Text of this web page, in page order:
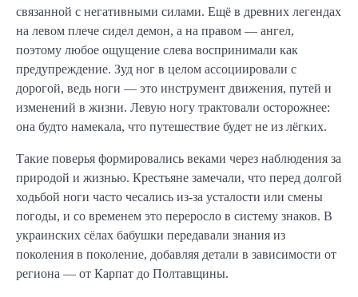
связанной с негативными силами. Ещё в древних легендах
на левом плече сидел демон, а на правом — ангел,
поэтому любое ощущение слева воспринимали как
предупреждение. Зуд ног в целом ассоциировали с
дорогой, ведь ноги — это инструмент движения, путей и
изменений в жизни. Левую ногу трактовали осторожнее:
она будто намекала, что путешествие будет не из лёгких.
Такие поверья формировались веками через наблюдения за
природой и жизнью. Крестьяне замечали, что перед долгой
ходьбой ноги часто чесались из-за усталости или смены
погоды, и со временем это переросло в систему знаков. В
украинских сёлах бабушки передавали знания из
поколения в поколение, добавляя детали в зависимости от
региона — от Карпат до Полтавщины.